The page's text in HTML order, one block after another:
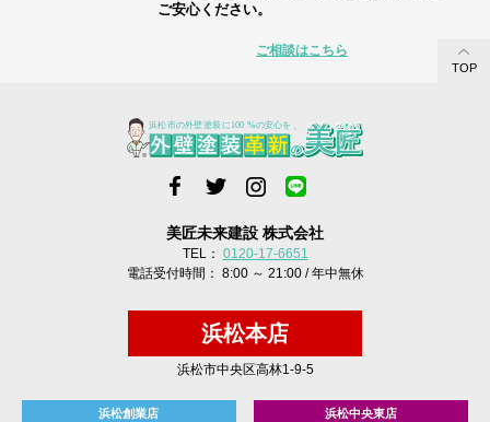
ご安心ください。
ご相談はこちら
TOP
美匠未来建設 株式会社
TEL： 0120-17-6651
電話受付時間： 8:00 ～ 21:00 / 年中無休
浜松本店
浜松市中央区高林1-9-5
浜松創業店 浜松中央東店